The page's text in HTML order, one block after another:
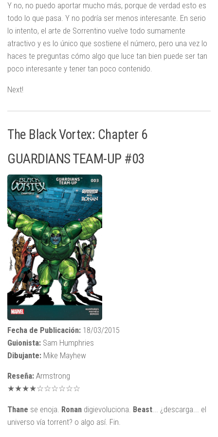
Y no, no puedo aportar mucho más, porque de verdad esto es
todo lo que pasa. Y no podría ser menos interesante. En serio
lo intento, el arte de Sorrentino vuelve todo sumamente
atractivo y es lo único que sostiene el número, pero una vez lo
haces te preguntas cómo algo que luce tan bien puede ser tan
poco interesante y tener tan poco contenido.
Next!
The Black Vortex: Chapter 6
GUARDIANS TEAM-UP #03
Fecha de Publicación: 18/03/2015
Guionista: Sam Humphries
Dibujante: Mike Mayhew
Reseña: Armstrong
★★★★☆☆☆☆☆☆
Thane se enoja. Ronan digievoluciona. Beast... ¿descarga... el
universo vía torrent? o algo así. Fin.